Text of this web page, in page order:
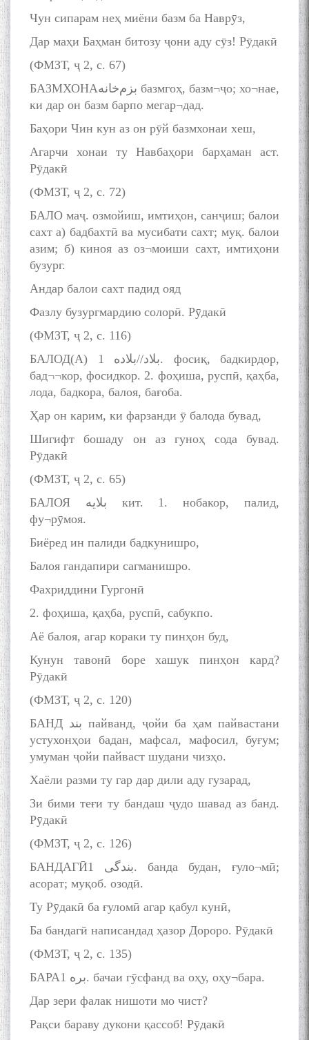
Чун сипарам неҳ миёни базм ба Наврӯз,
Дар маҳи Баҳман битозу ҷони аду сӯз! Рӯдакӣ
(ФМЗТ, ҷ 2, с. 67)
БАЗМХОНАبزم‌خانه базмгоҳ, базм¬ҷо; хо¬нае,
ки дар он базм барпо мегар¬дад.
Баҳори Чин кун аз он рӯй базмхонаи хеш,
Агарчи хонаи ту Навбаҳори барҳаман аст.
Рӯдакӣ
(ФМЗТ, ҷ 2, с. 72)
БАЛО маҷ. озмойиш, имтиҳон, санҷиш; балои
сахт а) бадбахтӣ ва мусибати сахт; муқ. балои
азим; б) киноя аз оз¬моиши сахт, имтиҳони
бузург.
Андар балои сахт падид ояд
Фазлу бузургмардию солорӣ. Рӯдакӣ
(ФМЗТ, ҷ 2, с. 116)
БАЛОД(А) بلاد//بلاده 1. фосиқ, бадкирдор,
бад¬¬кор, фосидкор. 2. фоҳиша, руспӣ, қаҳба,
лода, бадкора, балоя, бағоба.
Ҳар он карим, ки фарзанди ӯ балода бувад,
Шигифт бошаду он аз гуноҳ сода бувад.
Рӯдакӣ
(ФМЗТ, ҷ 2, с. 65)
БАЛОЯ بلایه кит. 1. нобакор, палид,
фу¬рӯмоя.
Биёред ин палиди бадкунишро,
Балоя гандапири сагманишро.
Фахриддини Гургонӣ
2. фоҳиша, қаҳба, руспӣ, сабукпо.
Аё балоя, агар кораки ту пинҳон буд,
Кунун тавонӣ боре хашук пинҳон кард?
Рӯдакӣ
(ФМЗТ, ҷ 2, с. 120)
БАНД بند пайванд, ҷойи ба ҳам пайвастани
устухонҳои бадан, мафсал, мафосил, буғум;
умуман ҷойи пайваст шудани чизҳо.
Хаёли разми ту гар дар дили аду гузарад,
Зи бими теғи ту бандаш ҷудо шавад аз банд.
Рӯдакӣ
(ФМЗТ, ҷ 2, с. 126)
БАНДАГӢبندگی 1. банда будан, ғуло¬мӣ;
асорат; муқоб. озодӣ.
Ту Рӯдакӣ ба ғуломӣ агар қабул кунӣ,
Ба бандагӣ написандад ҳазор Дороро. Рӯдакӣ
(ФМЗТ, ҷ 2, с. 135)
БАРАبره 1. бачаи гӯсфанд ва оҳу, оҳу¬бара.
Дар зери фалак нишоти мо чист?
Рақси бараву дукони қассоб! Рӯдакӣ